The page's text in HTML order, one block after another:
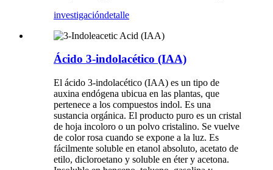
investigacióndetalle
Ácido 3-indolacético (IAA)
El ácido 3-indolacético (IAA) es un tipo de
auxina endógena ubicua en las plantas, que
pertenece a los compuestos indol. Es una
sustancia orgánica. El producto puro es un cristal
de hoja incoloro o un polvo cristalino. Se vuelve
de color rosa cuando se expone a la luz. Es
fácilmente soluble en etanol absoluto, acetato de
etilo, dicloroetano y soluble en éter y acetona.